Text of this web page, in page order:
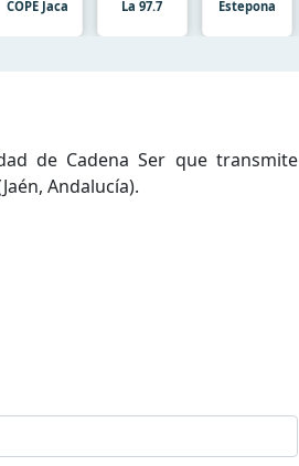
COPE Jaca La 97.7 Estepona
de Cadena Ser que transmite
Andalucía).